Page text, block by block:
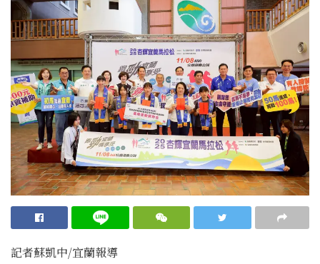
記者蘇凱中/宜蘭報導